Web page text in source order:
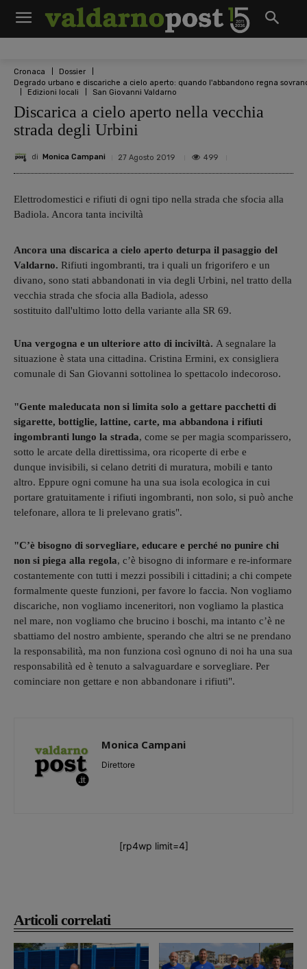
Cronaca
Dossier
Degrado urbano e discariche a cielo aperto: quando l'abbandono regna
Edizioni locali
San Giovanni Valdarno
Discarica a cielo aperto nella vecchia
strada degli Urbini
di Monica Campani 27 Agosto 2019 499
Articoli correlati
Elettrodomestici e rifiuti di ogni tipo nella strada che sfocia alla
Badiola. Ancora tanta inciviltà
Ancora una discarica a cielo aperto deturpa il pasaggio del
Valdarno. Rifiuti ingombranti, tra i quali un frigorifero e un
divano, sono stati abbandonati in via degli Urbini, nel tratto della
vecchia strada che sfocia alla Badiola, adesso
sostituito dall'ultimo lotto della variante alla SR 69.
Una vergogna e un ulteriore atto di inciviltà. A segnalare la
situazione è stata una cittadina. Cristina Ermini, ex consigliera
comunale di San Giovanni sottolinea lo spettacolo indecoroso.
"Gente maleducata non si limita solo a gettare pacchetti di
sigarette, bottiglie, lattine, carte, ma abbandona i rifiuti
ingombranti lungo la strada, come se per magia scomparissero,
sotto le arcate della direttissima, ora ricoperte di erbe e
dunque invisibili, si celano detriti di muratura, mobili e tanto
altro. Eppure ogni comune ha una sua isola ecologica in cui
portare gratuitamente i rifiuti ingombranti, non solo, si può anche
telefonare, allora te li prelevano gratis".
"C’è bisogno di sorvegliare, educare e perché no punire chi
non si piega alla regola, c’è bisogno di informare e re-informare
costantemente con tutti i mezzi possibili i cittadini; a chi compete
formalmente queste funzioni, per favore lo faccia. Non vogliamo
discariche, non vogliamo inceneritori, non vogliamo la plastica
nel mare, non vogliamo che brucino i boschi, ma intanto c’è ne
sbattiamo del nostro ambiente, sperando che altri se ne prendano
la responsabilità, ma non funziona così ognuno di noi ha una sua
responsabilità ed è tenuto a salvaguardare e sorvegliare. Per
cominciare non gettare e non abbandonare i rifiuti".
Monica Campani
Direttore
[rp4wp limit=4]